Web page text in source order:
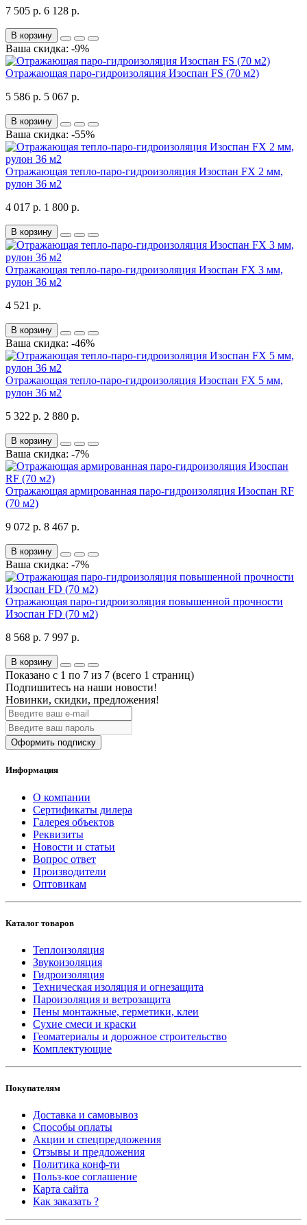
7 505 р. 6 128 р.
В корзину
Ваша скидка: -9%
Отражающая паро-гидроизоляция Изоспан FS (70 м2)
5 586 р. 5 067 р.
В корзину
Ваша скидка: -55%
Отражающая тепло-паро-гидроизоляция Изоспан FХ 2 мм,
рулон 36 м2
4 017 р. 1 800 р.
В корзину
Отражающая тепло-паро-гидроизоляция Изоспан FХ 3 мм,
рулон 36 м2
4 521 р.
В корзину
Ваша скидка: -46%
Отражающая тепло-паро-гидроизоляция Изоспан FХ 5 мм,
рулон 36 м2
5 322 р. 2 880 р.
В корзину
Ваша скидка: -7%
Отражающая армированная паро-гидроизоляция Изоспан RF
(70 м2)
9 072 р. 8 467 р.
В корзину
Ваша скидка: -7%
Отражающая паро-гидроизоляция повышенной прочности
Изоспан FD (70 м2)
8 568 р. 7 997 р.
В корзину
Показано с 1 по 7 из 7 (всего 1 страниц)
Подпишитесь на наши новости!
Новинки, скидки, предложения!
Оформить подписку
Информация
О компании
Сертификаты дилера
Галерея объектов
Реквизиты
Новости и статьи
Вопрос ответ
Производители
Оптовикам
Каталог товаров
Теплоизоляция
Звукоизоляция
Гидроизоляция
Техническая изоляция и огнезащита
Пароизоляция и ветрозащита
Пены монтажные, герметики, клеи
Сухие смеси и краски
Геоматериалы и дорожное строительство
Комплектующие
Покупателям
Доставка и самовывоз
Способы оплаты
Акции и спецпредложения
Отзывы и предложения
Политика конф-ти
Польз-кое соглашение
Карта сайта
Как заказать ?